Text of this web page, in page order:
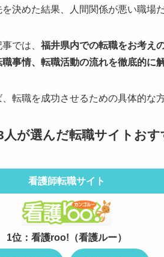
決めた結果、人間関係が悪い職場
では、 福井県内での転職をお考え
事情、転職活動の流れを徹底的に
転職を成功させるための具体的な
人が選んだ転職サイトお
看護師転職サイト
1位：看護roo!（看護ルー）